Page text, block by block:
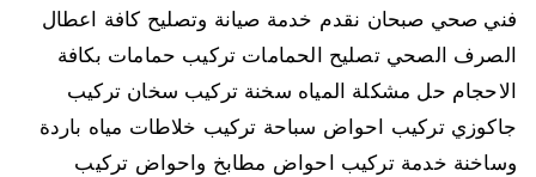
فني صحي صبحان نقدم خدمة صيانة وتصليح كافة اعطال
الصرف الصحي تصليح الحمامات تركيب حمامات بكافة
الاحجام حل مشكلة المياه سخنة تركيب سخان تركيب
جاكوزي تركيب احواض سباحة تركيب خلاطات مياه باردة
وساخنة خدمة تركيب احواض مطابخ واحواض تركيب